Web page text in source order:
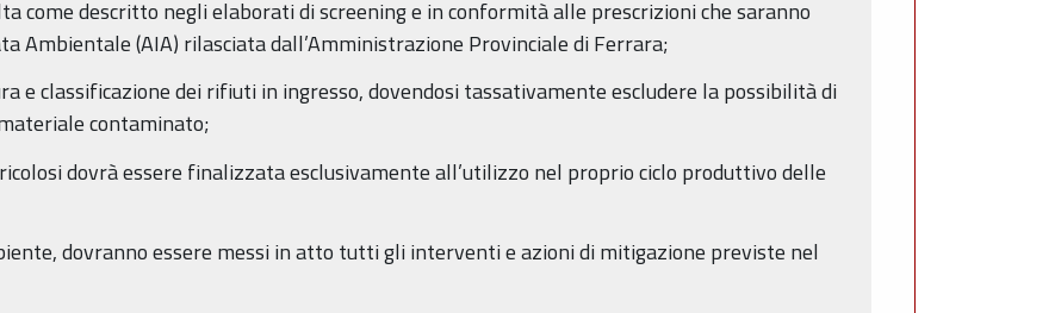
come descritto negli elaborati di screening e in conformità alle prescrizioni che saranno
Ambientale (AIA) rilasciata dall’Amministrazione Provinciale di Ferrara;
e classificazione dei rifiuti in ingresso, dovendosi tassativamente escludere la possibilità di
contaminato;
dovrà essere finalizzata esclusivamente all’utilizzo nel proprio ciclo produttivo delle
dovranno essere messi in atto tutti gli interventi e azioni di mitigazione previste nel